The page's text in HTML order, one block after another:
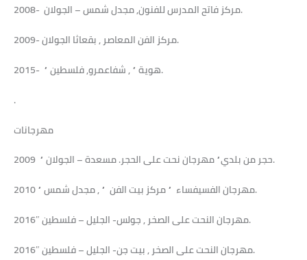
2008- مركز فاتح المدرس للفنون, مجدل شمس – الجولان.
2009- مركز الفن المعاصر , بقعاثا الجولان.
2015- ” هوية ” , شفاعمرو, فلسطين.
.
مهرجانات
2009 ” حجر من بلدي” مهرجان نحت على الحجر. مسعدة – الجولان.
2010 ” مهرجان الفسيفساء ” مركز بيت الفن ” , مجدل شمس.
2016″ مهرجان النحت على الصخر , جولس- الجليل – فلسطين.
2016″ مهرجان النحت على الصخر , بيت جن- الجليل – فلسطين.